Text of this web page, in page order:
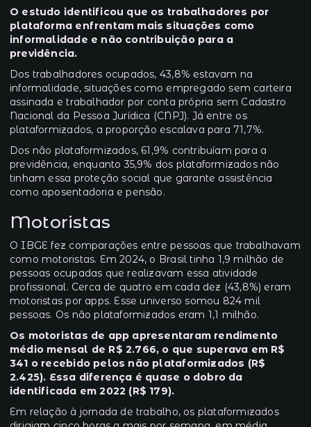
O estudo identificou que os trabalhadores por
plataforma enfrentam mais situações como
informalidade e não contribuição para a
previdência.
Dos trabalhadores ocupados, 43,8% estavam na
informalidade, situações como empregado sem carteira
assinada e trabalhador por conta própria sem Cadastro
Nacional da Pessoa Jurídica (CNPJ). Já entre os
plataformizados, a proporção escalava para 71,7%.
Dos não plataformizados, 61,9% contribuíam para a
previdência, enquanto 35,9% dos plataformizados não
tinham essa proteção social que garante assistência
como aposentadoria e pensão.
Motoristas
O IBGE fez comparações entre pessoas que trabalhavam
como motoristas. Em 2024, o Brasil tinha 1,9 milhão de
pessoas ocupadas que realizavam essa atividade
profissional. Cerca de quatro em cada dez (43,8%) eram
motoristas por apps. Esse universo somou 824 mil
pessoas. Os não plataformizados eram 1,1 milhão.
Os motoristas de app apresentaram rendimento
médio mensal de R$ 2.766, o que superava em R$
341 o recebido pelos não plataformizados (R$
2.425). Essa diferença é quase o dobro da
identificada em 2022 (R$ 179).
Em relação à jornada de trabalho, os plataformizados